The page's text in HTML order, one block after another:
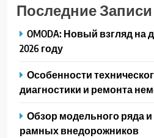
Последние Записи
OMODA: Новый взгляд на
2026 году
Особенности
диагностики и ремонта
Обзор модельного ряда
рамных внедорожников